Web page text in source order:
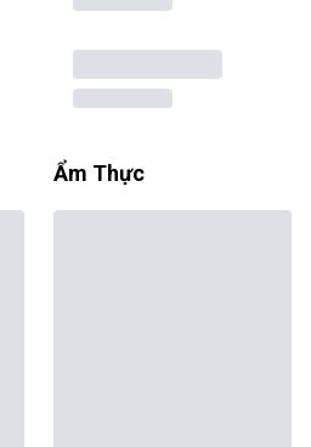
Ẩm Thực